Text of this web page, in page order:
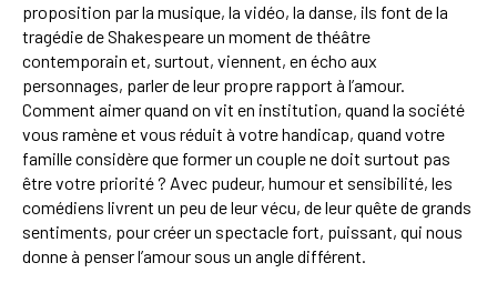
proposition par la musique, la vidéo, la danse, ils font de la
tragédie de Shakespeare un moment de théâtre
contemporain et, surtout, viennent, en écho aux
personnages, parler de leur propre rapport à l’amour.
Comment aimer quand on vit en institution, quand la société
vous ramène et vous réduit à votre handicap, quand votre
famille considère que former un couple ne doit surtout pas
être votre priorité ? Avec pudeur, humour et sensibilité, les
comédiens livrent un peu de leur vécu, de leur quête de grands
sentiments, pour créer un spectacle fort, puissant, qui nous
donne à penser l’amour sous un angle différent.